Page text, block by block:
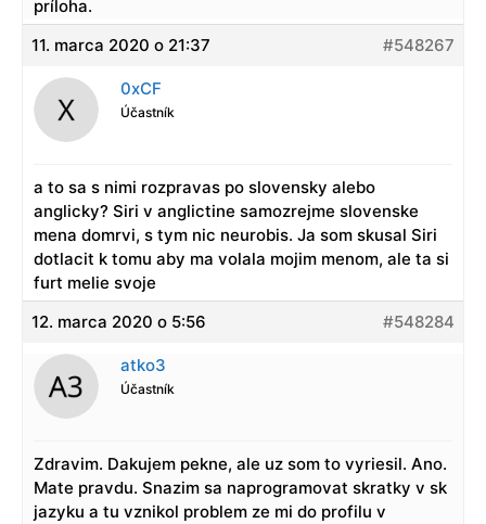
príloha.
11. marca 2020 o 21:37
#548267
0xCF
Účastník
a to sa s nimi rozpravas po slovensky alebo
anglicky? Siri v anglictine samozrejme slovenske
mena domrvi, s tym nic neurobis. Ja som skusal Siri
dotlacit k tomu aby ma volala mojim menom, ale ta si
furt melie svoje
12. marca 2020 o 5:56
#548284
atko3
Účastník
Zdravim. Dakujem pekne, ale uz som to vyriesil. Ano.
Mate pravdu. Snazim sa naprogramovat skratky v sk
jazyku a tu vznikol problem ze mi do profilu v